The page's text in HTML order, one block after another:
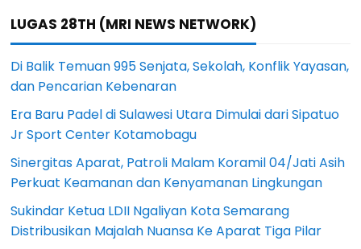
LUGAS 28TH (MRI NEWS NETWORK)
Di Balik Temuan 995 Senjata, Sekolah, Konflik Yayasan,
dan Pencarian Kebenaran
Era Baru Padel di Sulawesi Utara Dimulai dari Sipatuo
Jr Sport Center Kotamobagu
Sinergitas Aparat, Patroli Malam Koramil 04/Jati Asih
Perkuat Keamanan dan Kenyamanan Lingkungan
Sukindar Ketua LDII Ngaliyan Kota Semarang
Distribusikan Majalah Nuansa Ke Aparat Tiga Pilar